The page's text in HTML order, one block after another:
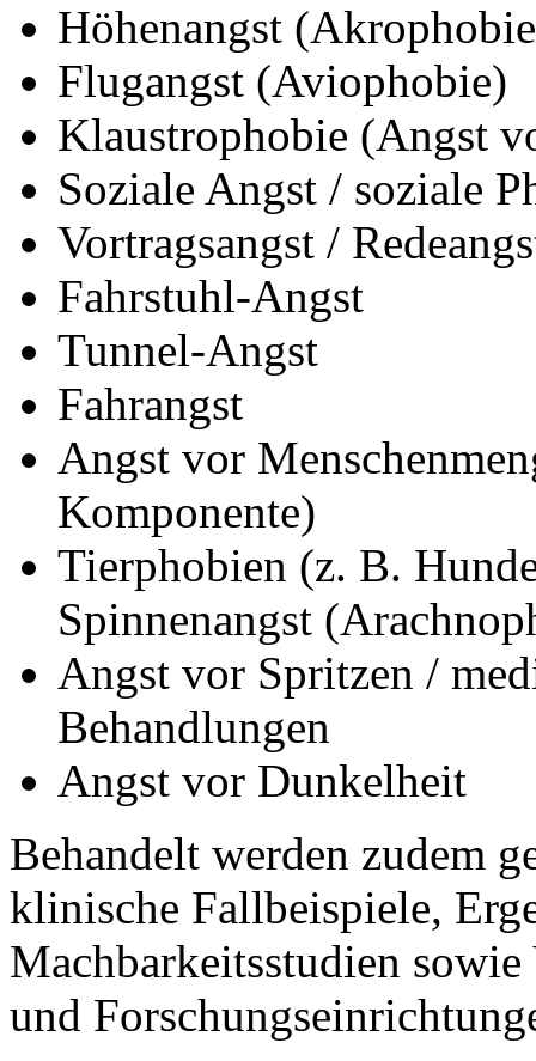
Höhenangst
Flugangst (Aviophobie)
Klaustrophobie (Angst
Soziale Angst / soziale
Vortragsangst /
Fahrstuhl-Angst
Tunnel-Angst
Fahrangst
Angst vor
Komponente)
Tierphobien (z. B.
Spinnenangst
Angst vor Spritzen /
Behandlungen
Angst vor Dunkelheit
Behandelt werden zudem
klinische Fallbeispiele,
Machbarkeitsstudien
und